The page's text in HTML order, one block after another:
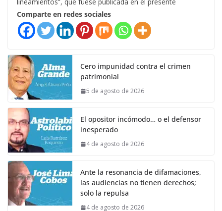
Comparte en redes sociales
Cero impunidad contra el crimen
patrimonial
5 de agosto de 2026
El opositor incómodo… o el defensor
inesperado
4 de agosto de 2026
Ante la resonancia de difamaciones,
las audiencias no tienen derechos;
solo la repulsa
4 de agosto de 2026